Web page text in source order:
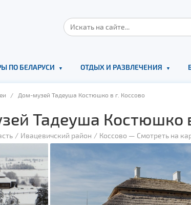
ПО БЕЛАРУСИ ОТДЫХ И РАЗВЛЕЧЕНИЯ
/ Дом-музей Тадеуша Костюшко в г. Коссово
Тадеуша Костюшко
Ивацевичский район Коссово — Смотреть на